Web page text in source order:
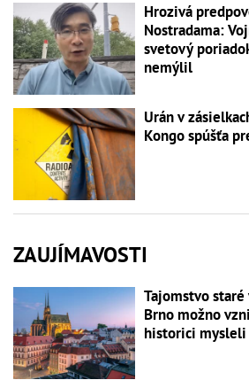
Hrozivá
Nostradama:
svetový
nemýlil
Urán v
Kongo spúšťa
ZAUJÍMAVOSTI
Tajomstvo
Brno možno
historici mysleli